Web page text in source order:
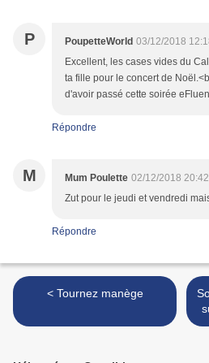
P PoupetteWorld 03/12/2018
Excellent, les cases vides du
ta fille pour le concert de
d'avoir passé cette soirée
Répondre
M Mum Poulette 02/12/2018 20:42
Zut pour le jeudi et vendredi
Répondre
< Tournez manège